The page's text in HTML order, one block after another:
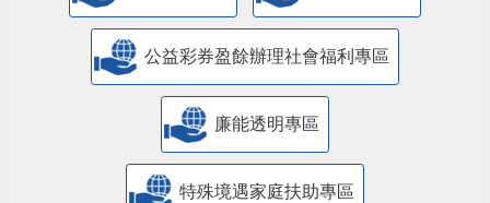
公益彩券盈餘辦理社會福利專區
廉能透明專區
特殊境遇家庭扶助專區